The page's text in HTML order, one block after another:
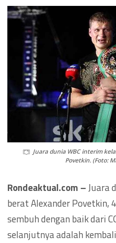
Juara dunia WBC interim
Povetkin. (Foto:
Rondeaktual.com –Juara
berat Alexander Povetkin,
sembuh dengan baik dari
selanjutnya adalah